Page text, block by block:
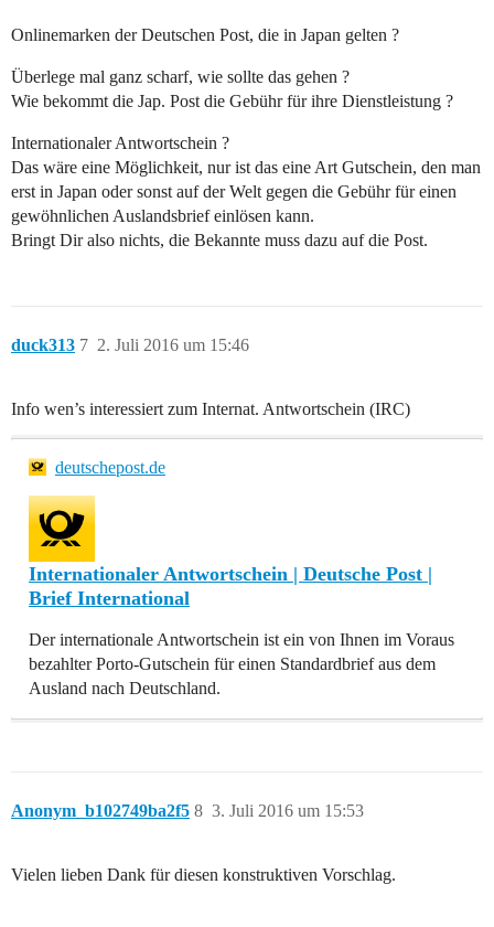
Onlinemarken der Deutschen Post, die in Japan gelten ?
Überlege mal ganz scharf, wie sollte das gehen ?
Wie bekommt die Jap. Post die Gebühr für ihre Dienstleistung ?
Internationaler Antwortschein ?
Das wäre eine Möglichkeit, nur ist das eine Art Gutschein, den man
erst in Japan oder sonst auf der Welt gegen die Gebühr für einen
gewöhnlichen Auslandsbrief einlösen kann.
Bringt Dir also nichts, die Bekannte muss dazu auf die Post.
duck313 2. Juli 2016 um 15:46
7
Info wen’s interessiert zum Internat. Antwortschein (IRC)
deutschepost.de
Internationaler Antwortschein | Deutsche Post |
Brief International
Der internationale Antwortschein ist ein von Ihnen im Voraus
bezahlter Porto-Gutschein für einen Standardbrief aus dem
Ausland nach Deutschland.
Anonym_b102749ba2f5 3. Juli 2016 um 15:53
8
Vielen lieben Dank für diesen konstruktiven Vorschlag.